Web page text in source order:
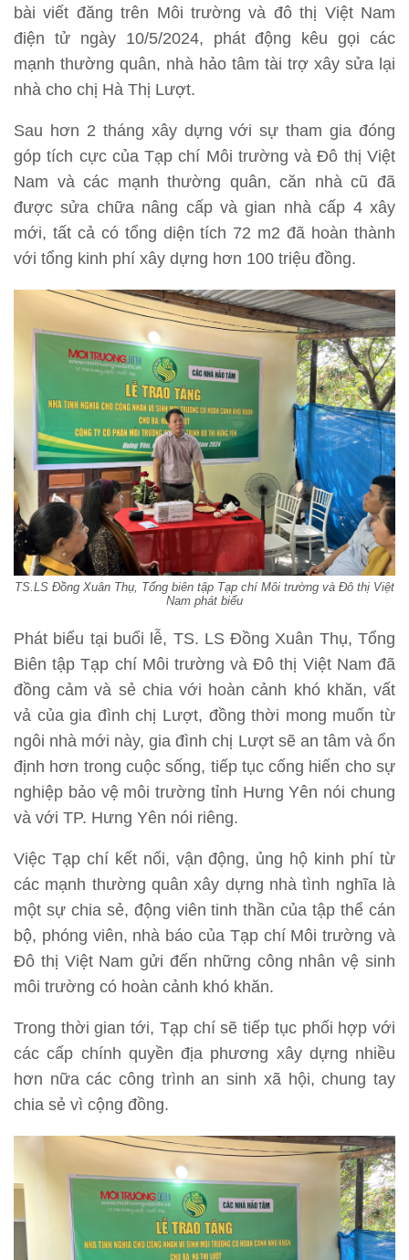
bài viết đăng trên Môi trường và đô thị Việt Nam
điện tử ngày 10/5/2024, phát động kêu gọi các
mạnh thường quân, nhà hảo tâm tài trợ xây sửa lại
nhà cho chị Hà Thị Lượt.
Sau hơn 2 tháng xây dựng với sự tham gia đóng
góp tích cực của Tạp chí Môi trường và Đô thị Việt
Nam và các mạnh thường quân, căn nhà cũ đã
được sửa chữa nâng cấp và gian nhà cấp 4 xây
mới, tất cả có tổng diện tích 72 m2 đã hoàn thành
với tổng kinh phí xây dựng hơn 100 triệu đồng.
TS.LS Đồng Xuân Thụ, Tổng biên tập Tạp chí Môi trường và Đô thị Việt
Nam phát biểu
Phát biểu tại buổi lễ, TS. LS Đồng Xuân Thụ, Tổng
Biên tập Tạp chí Môi trường và Đô thị Việt Nam đã
đồng cảm và sẻ chia với hoàn cảnh khó khăn, vất
vả của gia đình chị Lượt, đồng thời mong muốn từ
ngôi nhà mới này, gia đình chị Lượt sẽ an tâm và ổn
định hơn trong cuộc sống, tiếp tục cống hiến cho sự
nghiệp bảo vệ môi trường tỉnh Hưng Yên nói chung
và với TP. Hưng Yên nói riêng.
Việc Tạp chí kết nối, vận động, ủng hộ kinh phí từ
các mạnh thường quân xây dựng nhà tình nghĩa là
một sự chia sẻ, động viên tinh thần của tập thể cán
bộ, phóng viên, nhà báo của Tạp chí Môi trường và
Đô thị Việt Nam gửi đến những công nhân vệ sinh
môi trường có hoàn cảnh khó khăn.
Trong thời gian tới, Tạp chí sẽ tiếp tục phối hợp với
các cấp chính quyền địa phương xây dựng nhiều
hơn nữa các công trình an sinh xã hội, chung tay
chia sẻ vì cộng đồng.